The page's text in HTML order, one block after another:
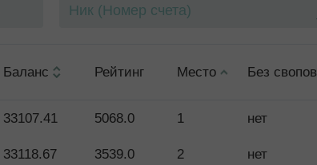
Баланс Рейтинг Место Без свопов
33107.41 5068.0 1 нет
33118.67 3539.0 2 нет